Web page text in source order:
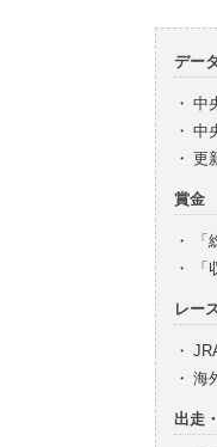
デー
・ 中
・ 中
・ 更
賞金
・
・
レー
・
・ 海
出走